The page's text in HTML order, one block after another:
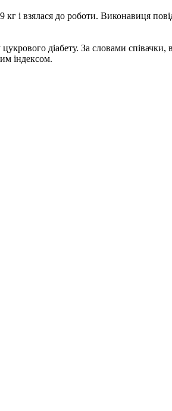
і взялася до роботи. Виконавиця
діабету. За словами
індексом.